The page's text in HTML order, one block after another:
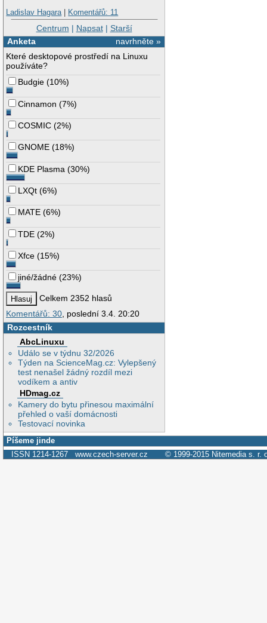
Ladislav Hagara| Komentářů: 11
Centrum | Napsat| Starší
navrhněte »
Anketa
Které desktopové prostředí na Linuxu
používáte?
Budgie (10%)
Cinnamon (7%)
COSMIC (2%)
GNOME (18%)
KDE Plasma (30%)
LXQt (6%)
MATE (6%)
TDE (2%)
Xfce (15%)
jiné/žádné (23%)
Celkem 2352 hlasů
Komentářů: 30 , poslední 3.4. 20:20
Rozcestník
AbcLinuxu
Událo se v týdnu 32/2026
Týden na ScienceMag.cz: Vylepšený
test nenašel žádný rozdíl mezi
vodíkem a antiv
HDmag.cz
Kamery do bytu přinesou maximální
přehled o vaší domácnosti
Testovací novinka
Píšeme jinde
ISSN 1214-1267 www.czech-server.cz © 1999-2015 Nitemedia s. r.